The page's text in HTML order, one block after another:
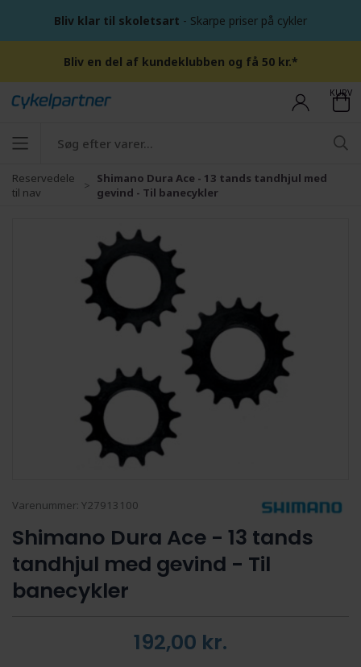
Bliv klar til skoletsart - Skarpe priser på cykler
Bliv en del af kundeklubben og få 50 kr.*
KURV
Reservedele
til nav
Shimano Dura Ace - 13 tands tandhjul med
gevind - Til banecykler
Varenummer: Y27913100
Shimano Dura Ace - 13 tands
tandhjul med gevind - Til
banecykler
192,00 kr.